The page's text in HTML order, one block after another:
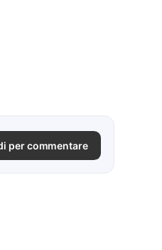
per commentare